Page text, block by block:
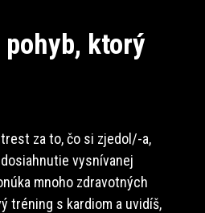
ktorý
za to, čo si zjedol/-a,
vysnívanej
mnoho zdravotných
tréning s kardiom a uvidíš,